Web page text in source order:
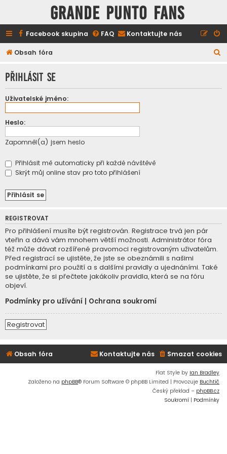
GRANDE PUNTO FANS
Facebook skupina FAQ Kontaktujte nás
Obsah fóra
d
Přihlásit se
Uživatelské jméno:
Heslo:
Zapomněl(a) jsem heslo
Přihlásit mě automaticky při každé návštěvě
Skrýt můj online stav pro toto přihlášení
REGISTROVAT
Pro přihlášení musíte být registrován. Registrace trvá jen pár
vteřin a dává vám mnohem větší možnosti. Administrátor fóra
též může dávat rozšířené pravomoci registrovaným uživatelům.
Před registrací se ujistěte, že jste se obeznámili s našimi
podmínkami pro použití a s dalšími pravidly a ujednáními. Také
se ujistěte, že si přečtete jakákoliv pravidla, která se na fóru
objeví.
Podmínky pro užívání
Ochrana soukromí
Registrovat
Obsah fóra Smazat cookies
Kontaktujte nás
Flat Style by Ian Bradley
Založeno na phpBB® Forum Software © phpBB Limited | Provozuje Buchtič
Český překlad – phpBB.cz
Soukromí | Podmínky